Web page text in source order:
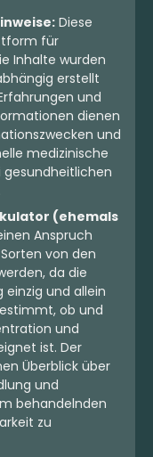
Diese
für
Inhalte wurden
erstellt
und
dienen
und
medizinische
gesundheitlichen
(ehemals
Anspruch
von den
da die
und allein
ob und
und
ist. Der
Überblick über
und
behandelnden
zu